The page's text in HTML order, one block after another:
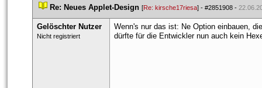
Re: Neues Applet-Design [Re: kirsche17riesa] - #2851908 -
Gelöschter Nutzer
Nicht registriert
Wenn's nur das ist: Ne Option einbauen,
dürfte für die Entwickler nun auch kein